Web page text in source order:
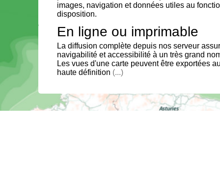
images, navigation et données utiles au
disposition.
En ligne ou imprimable
La diffusion complète depuis nos serveur
navigabilité et accessibilité à un très grand
Les vues d'une carte peuvent être exportées
haute définition (...)